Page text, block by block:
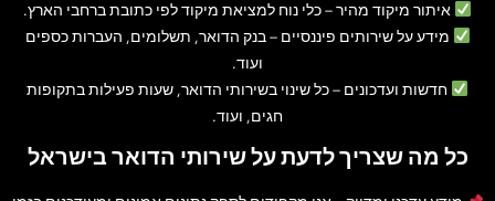
איתור מיקוד מהיר– כלי נוח למציאת מיקוד לפי כתובת ברחבי הארץ.
מידע על שירותים פיננסיים – בנק הדואר, תשלומים, העברות כספים
ועוד.
חדשות ועדכונים – כל שינוי בשירותי הדואר, שעות פעילות בתקופות
חגים, ועוד.
כל מה שצריך לדעת על שירותי הדואר בישראל